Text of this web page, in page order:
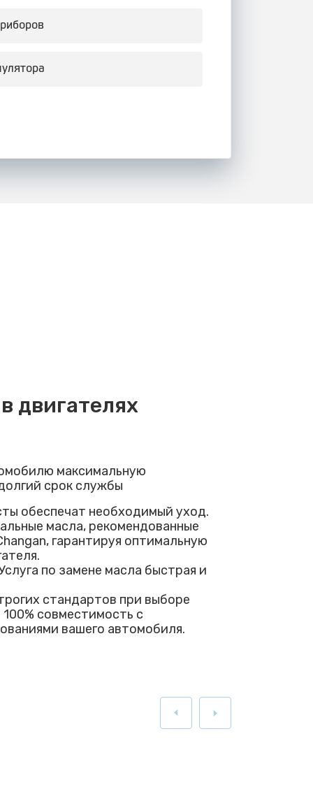
двигателях
максимальную
срок службы
обеспечат необходимый уход.
масла, рекомендованные
гарантируя оптимальную
по замене масла быстрая и
стандартов при выборе
совместимость с
вашего автомобиля.